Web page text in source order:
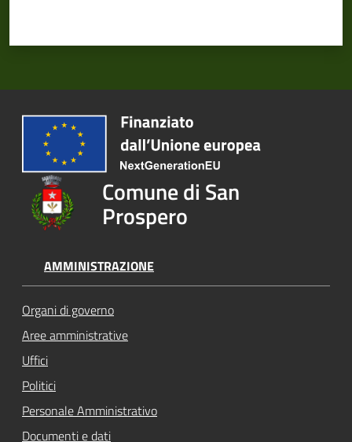
Comune di San
Prospero
AMMINISTRAZIONE
Organi di governo
Aree amministrative
Uffici
Politici
Personale Amministrativo
Documenti e dati